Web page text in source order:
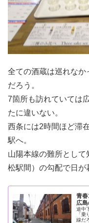
全ての酒蔵は巡れな
だろう。
7箇所も訪れていては
たに違いない。
西条には2時間ほど滞
駅へ。
山陽本線の難所とし
松駅間）の勾配で日が
青
広
途中
「
線だ